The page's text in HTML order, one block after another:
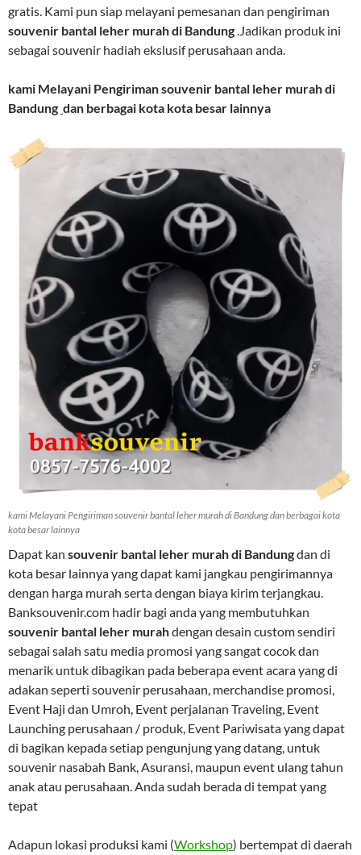
gratis. Kami pun siap melayani pemesanan dan pengiriman
souvenir bantal leher murah di Bandung.Jadikan produk ini
sebagai souvenir hadiah ekslusif perusahaan anda.
kami Melayani Pengirimansouvenir bantal leher murah di
Bandung dan berbagai kota kota besar lainnya
kami Melayani Pengiriman souvenir bantal leher murah di Bandung dan berbagai kota
kota besar lainnya
Dapat kan souvenir bantal leher murah di Bandungdan di
kota besar lainnya yang dapat kami jangkau pengirimannya
dengan harga murah serta dengan biaya kirim terjangkau.
Banksouvenir.com hadir bagi anda yang membutuhkan
souvenir bantal leher murahdengan desain custom sendiri
sebagai salah satu media promosi yang sangat cocok dan
menarik untuk dibagikan pada beberapa event acara yang di
adakan seperti souvenir perusahaan, merchandise promosi,
Event Haji dan Umroh, Event perjalanan Traveling, Event
Launching perusahaan / produk, Event Pariwisata yang dapat
di bagikan kepada setiap pengunjung yang datang, untuk
souvenir nasabah Bank, Asuransi, maupun event ulang tahun
anak atau perusahaan. Anda sudah berada di tempat yang
tepat
Adapun lokasi produksi kami (Workshop) bertempat di daerah